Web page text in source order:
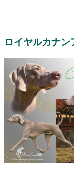
ロイヤルカナン